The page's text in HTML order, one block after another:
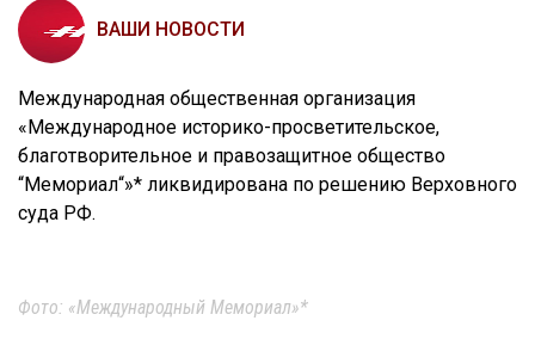
ВАШИ НОВОСТИ
Международная общественная организация
«Международное историко-просветительское,
благотворительное и правозащитное общество
“Мемориал“»* ликвидирована по решению Верховного
суда РФ.
Фото: «Международный Мемориал»*